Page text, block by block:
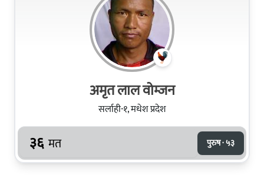
अमृत लाल वोम्जन
सर्लाही-१, मधेश प्रदेश
३६ मत पुरुष · ५३